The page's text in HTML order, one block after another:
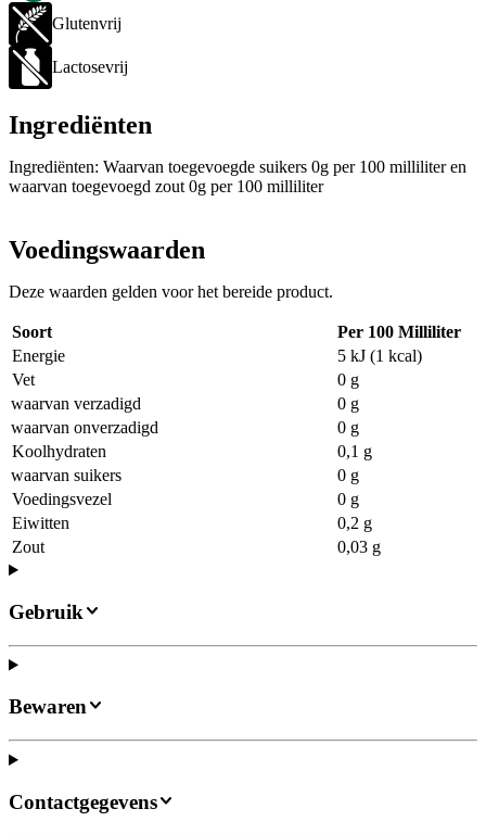
Glutenvrij
Lactosevrij
Ingrediënten
Ingrediënten: Waarvan toegevoegde suikers 0g per 100 milliliter en
waarvan toegevoegd zout 0g per 100 milliliter
Voedingswaarden
Deze waarden gelden voor het bereide product.
Soort
Per 100 Milliliter
Energie
5 kJ (1 kcal)
Vet
0 g
waarvan verzadigd
0 g
waarvan onverzadigd
0 g
Koolhydraten
0,1 g
waarvan suikers
0 g
Voedingsvezel
0 g
Eiwitten
0,2 g
Zout
0,03 g
Gebruik
Bewaren
Contactgegevens